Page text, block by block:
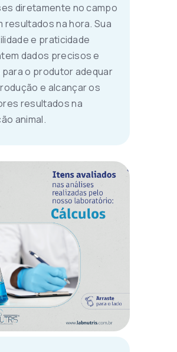
diretamente no campo
resultados na hora. Sua
e praticidade
dados precisos e
para o produtor adequar
e alcançar os
resultados na
animal.